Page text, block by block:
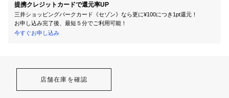
提携クレジットカードで還元率UP
三井ショッピングパークカード《セゾン》なら更に¥100につき1pt還元！
お申し込み完了後、最短５分でご利用可能！
今すぐお申し込み
店舗在庫を確認